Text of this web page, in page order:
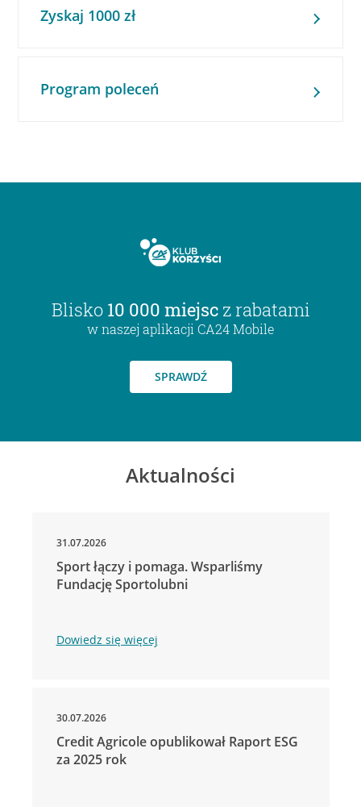
Zyskaj 1000 zł
Program poleceń
Blisko 10 000 miejsc z rabatami
w naszej aplikacji CA24 Mobile
SPRAWDŹ
Aktualności
31.07.2026
Sport łączy i pomaga. Wsparliśmy
Fundację Sportolubni
Dowiedz się więcej
30.07.2026
Credit Agricole opublikował Raport ESG
za 2025 rok